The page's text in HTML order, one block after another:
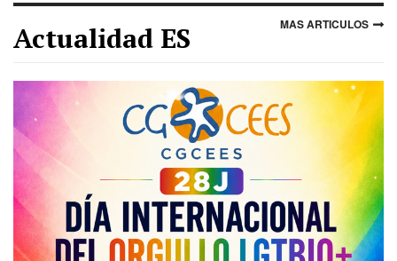
Actualidad ES MAS ARTICULOS